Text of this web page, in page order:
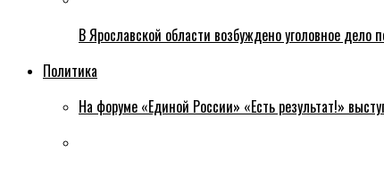
В Ярославской области возбуждено уголовное дело
Политика
На форуме «Единой России» «Есть результат!»